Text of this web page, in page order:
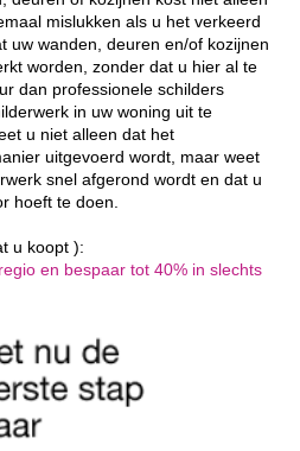
mislukken als u het verkeerd
uw wanden, deuren en/of kozijnen
worden, zonder dat u hier al te
dan professionele schilders
in uw woning uit te
u niet alleen dat het
uitgevoerd wordt, maar weet
snel afgerond wordt en dat u
hoeft te doen.
u koopt ):
en bespaar tot 40% in slechts